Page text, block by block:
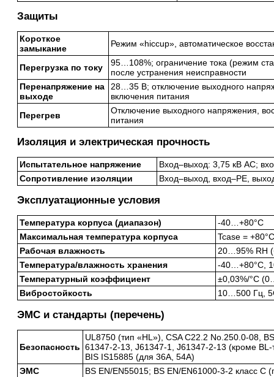
Защиты
Короткое
замыкание
Режим «hiccup», автоматическое
Перегрузка по току
95…108%; ограничение тока (режим
после устранения неисправности
Перенапряжение на
выходе
28…35 В; отключение выходного
включения питания
Перегрев
Отключение выходного напряжения,
питания
Изоляция и электрическая прочность
Испытательное напряжение
Вход–выход: 3,75 кВ AC;
Сопротивление изоляции
Вход–выход, вход–PE,
Эксплуатационные условия
Температура корпуса (диапазон)
-40…+80°C
Максимальная температура корпуса
Tcase = +80°C
Рабочая влажность
20…95% RH
Температура/влажность хранения
-40…+80°C,
Температурный коэффициент
±0,03%/°C
Вибростойкость
10…500 Гц,
ЭМС и стандарты (перечень)
Безопасность
UL8750 (тип «HL»), CSA C22.2 No.250.0-08,
61347-2-13, J61347-1, J61347-2-13 (кроме
BIS IS15885 (для 36A, 54A)
ЭМС
BS EN/EN55015; BS EN/EN61000-3-2 класс C